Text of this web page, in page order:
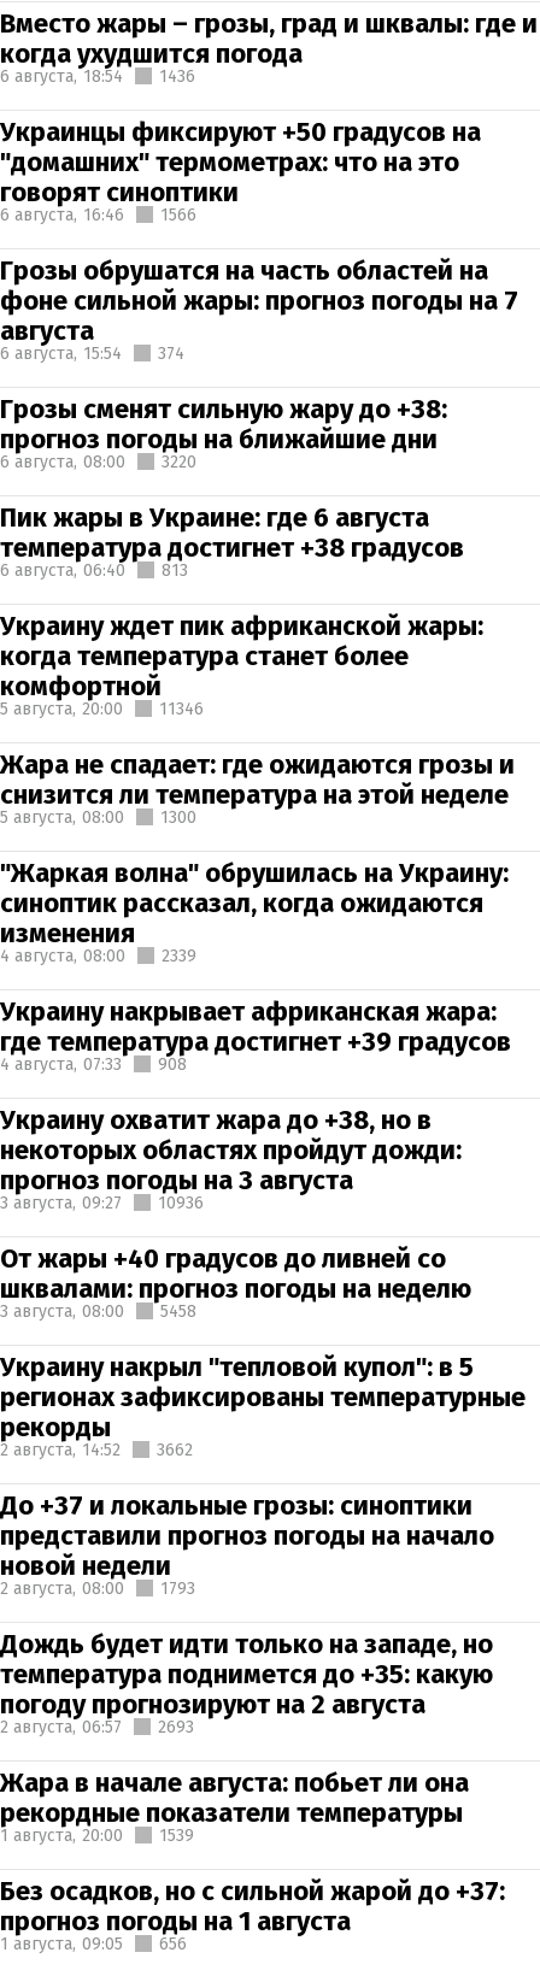
Вместо жары – грозы, град и шквалы: где и
когда ухудшится погода
6 августа, 18:54 1436
Украинцы фиксируют +50 градусов на
"домашних" термометрах: что на это
говорят синоптики
6 августа, 16:46 1566
Грозы обрушатся на часть областей на
фоне сильной жары: прогноз погоды на 7
августа
6 августа, 15:54 374
Грозы сменят сильную жару до +38:
прогноз погоды на ближайшие дни
6 августа, 08:00 3220
Пик жары в Украине: где 6 августа
температура достигнет +38 градусов
6 августа, 06:40 813
Украину ждет пик африканской жары:
когда температура станет более
комфортной
5 августа, 20:00 11346
Жара не спадает: где ожидаются грозы и
снизится ли температура на этой неделе
5 августа, 08:00 1300
"Жаркая волна" обрушилась на Украину:
синоптик рассказал, когда ожидаются
изменения
4 августа, 08:00 2339
Украину накрывает африканская жара:
где температура достигнет +39 градусов
4 августа, 07:33 908
Украину охватит жара до +38, но в
некоторых областях пройдут дожди:
прогноз погоды на 3 августа
3 августа, 09:27 10936
От жары +40 градусов до ливней со
шквалами: прогноз погоды на неделю
3 августа, 08:00 5458
Украину накрыл "тепловой купол": в 5
регионах зафиксированы температурные
рекорды
2 августа, 14:52 3662
До +37 и локальные грозы: синоптики
представили прогноз погоды на начало
новой недели
2 августа, 08:00 1793
Дождь будет идти только на западе, но
температура поднимется до +35: какую
погоду прогнозируют на 2 августа
2 августа, 06:57 2693
Жара в начале августа: побьет ли она
рекордные показатели температуры
1 августа, 20:00 1539
Без осадков, но с сильной жарой до +37:
прогноз погоды на 1 августа
1 августа, 09:05 656